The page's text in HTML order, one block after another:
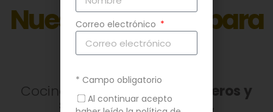
Nuestra comida para
regalar
Cocinamos por ti platos caseros y
saludables a domicilio ,
Correo electrónico
* Campo obligatorio
Al continuar acepto